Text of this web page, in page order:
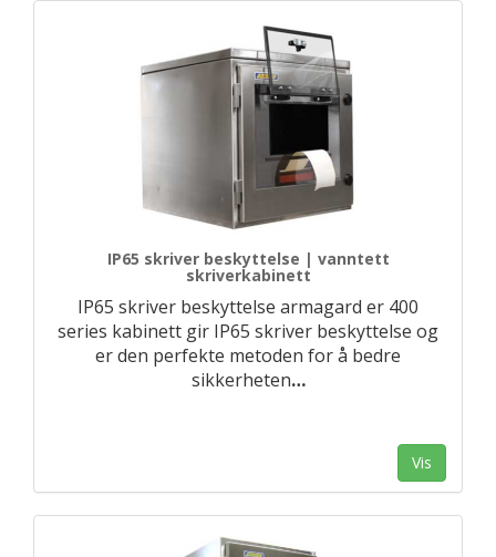
IP65 skriver beskyttelse | vanntett
skriverkabinett
IP65 skriver beskyttelse armagard er 400
series kabinett gir IP65 skriver beskyttelse og
er den perfekte metoden for å bedre
sikkerheten…
Vis